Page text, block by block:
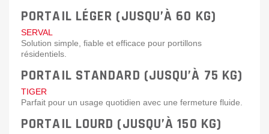
PORTAIL LÉGER (JUSQU’À 60 KG)
SERVAL
Solution simple, fiable et efficace pour portillons
résidentiels.
PORTAIL STANDARD (JUSQU’À 75 KG)
TIGER
Parfait pour un usage quotidien avec une fermeture fluide.
PORTAIL LOURD (JUSQU’À 150 KG)